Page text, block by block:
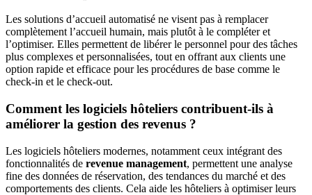
Les solutions d’accueil automatisé ne visent pas à remplacer
complètement l’accueil humain, mais plutôt à le compléter et
l’optimiser. Elles permettent de libérer le personnel pour des tâches
plus complexes et personnalisées, tout en offrant aux clients une
option rapide et efficace pour les procédures de base comme le
check-in et le check-out.
Comment les logiciels hôteliers contribuent-ils à
améliorer la gestion des revenus ?
Les logiciels hôteliers modernes, notamment ceux intégrant des
fonctionnalités de revenue management, permettent une analyse
fine des données de réservation, des tendances du marché et des
comportements des clients. Cela aide les hôteliers à optimiser leurs